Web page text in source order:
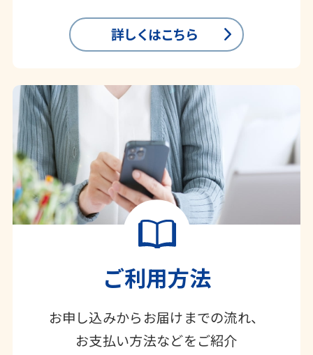
詳しくはこちら
ご利用方法
お申し込みからお届けまでの流れ、
お支払い方法などをご紹介